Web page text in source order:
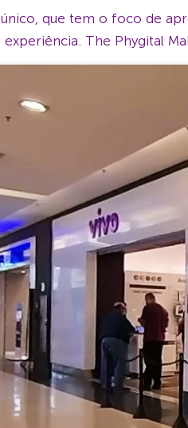
que tem o foco de
The Phygital